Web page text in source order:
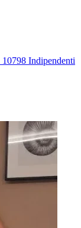
10798 Indipendenti